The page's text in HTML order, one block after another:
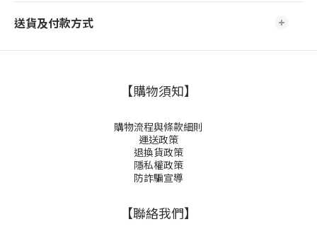
送貨及付款方式
【購物須知】
購物流程與條款細則
運送政策
退換貨政策
隱私權政策
防詐騙宣導
【聯絡我們】